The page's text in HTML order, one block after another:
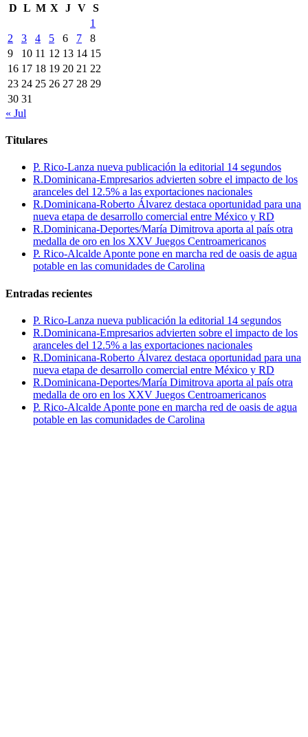
D L M X J V S
1
2
3 4 5 6 7
8
9
10 11 12 13 14 15
16 17 18 19 20 21 22
23 24 25 26 27 28 29
30 31
« Jul
Titulares
P. Rico-Lanza nueva publicación la editorial 14 segundos
R.Dominicana-Empresarios advierten sobre el impacto de los
aranceles del 12.5% a las exportaciones nacionales
R.Dominicana-Roberto Álvarez destaca oportunidad para una
nueva etapa de desarrollo comercial entre México y RD
R.Dominicana-Deportes/María Dimitrova aporta al país otra
medalla de oro en los XXV Juegos Centroamericanos
P. Rico-Alcalde Aponte pone en marcha red de oasis de agua
potable en las comunidades de Carolina
Entradas recientes
P. Rico-Lanza nueva publicación la editorial 14 segundos
R.Dominicana-Empresarios advierten sobre el impacto de los
aranceles del 12.5% a las exportaciones nacionales
R.Dominicana-Roberto Álvarez destaca oportunidad para una
nueva etapa de desarrollo comercial entre México y RD
R.Dominicana-Deportes/María Dimitrova aporta al país otra
medalla de oro en los XXV Juegos Centroamericanos
P. Rico-Alcalde Aponte pone en marcha red de oasis de agua
potable en las comunidades de Carolina